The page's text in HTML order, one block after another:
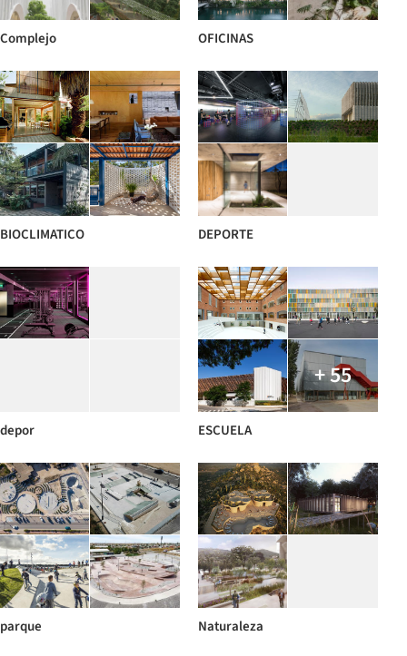
Complejo OFICINAS
BIOCLIMATICO DEPORTE
depor
+ 55
ESCUELA
parque Naturaleza